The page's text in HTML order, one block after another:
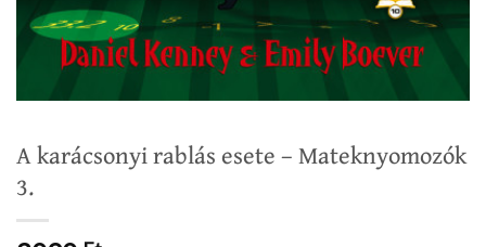
A karácsonyi rablás esete – Mateknyomozók
3.